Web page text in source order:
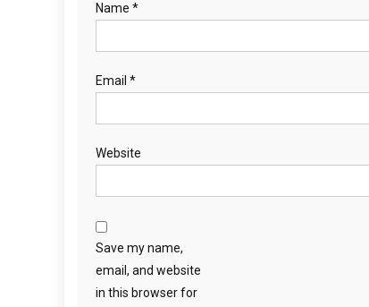
Name *
Email *
Website
Save my name,
email, and website
in this browser for